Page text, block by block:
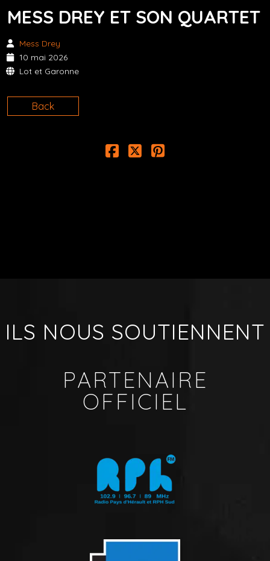
MESS DREY ET SON QUARTET
Mess Drey
10 mai 2026
Lot et Garonne
Back
ILS NOUS SOUTIENNENT
PARTENAIRE
OFFICIEL